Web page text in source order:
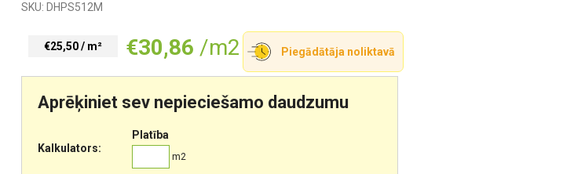
SKU: DHPS512M
€25,50 / m² €30,86 /m2 Piegādātāja noliktavā
Aprēķiniet sev nepieciešamo daudzumu
Kalkulators:
Platība
m2